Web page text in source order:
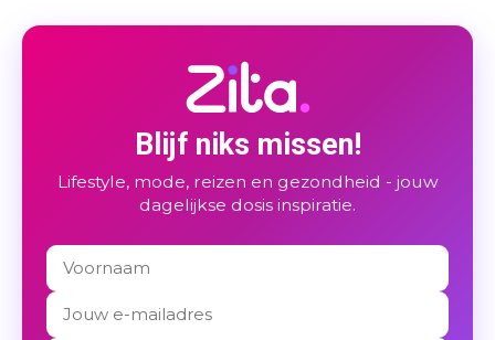
Blijf niks missen!
Lifestyle, mode, reizen en gezondheid - jouw
dagelijkse dosis inspiratie.